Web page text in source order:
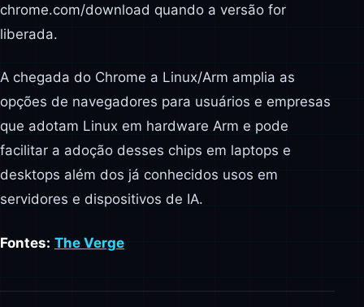
chrome.com/download quando a versão for
liberada.
A chegada do Chrome a Linux/Arm amplia as
opções de navegadores para usuários e empresas
que adotam Linux em hardware Arm e pode
facilitar a adoção desses chips em laptops e
desktops além dos já conhecidos usos em
servidores e dispositivos de IA.
Fontes: The Verge